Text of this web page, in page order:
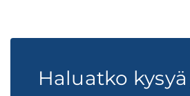
Haluatko